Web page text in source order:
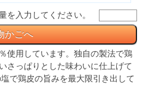
を入力してください。
使用しています。独自の製法で鶏
さっぱりとした味わいに仕上げて
で鶏皮の旨みを最大限引き出して